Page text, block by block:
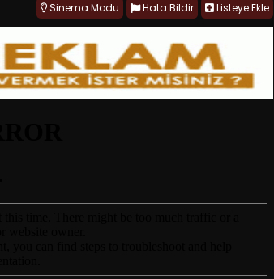
Listeye Ekle
Hata Bildir
Sinema Modu